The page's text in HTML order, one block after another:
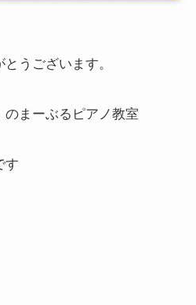
うございます。
まーぶるピアノ教室
す